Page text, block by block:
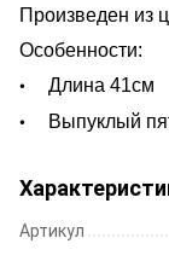
Произведен из
Особенности:
Длина 41см
Выпуклый
Артикул